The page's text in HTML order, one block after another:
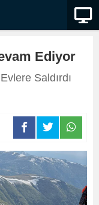
Ediyor
Saldırdı